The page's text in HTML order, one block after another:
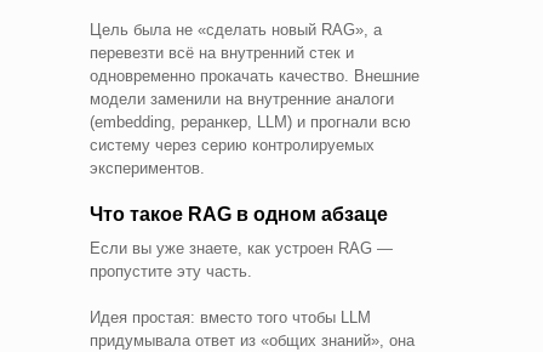
Цель была не «сделать новый RAG», а
перевезти всё на внутренний стек и
одновременно прокачать качество. Внешние
модели заменили на внутренние аналоги
(embedding, реранкер, LLM) и прогнали всю
систему через серию контролируемых
экспериментов.
Что такое RAG в одном абзаце
Если вы уже знаете, как устроен RAG —
пропустите эту часть.
Идея простая: вместо того чтобы LLM
придумывала ответ из «общих знаний», она